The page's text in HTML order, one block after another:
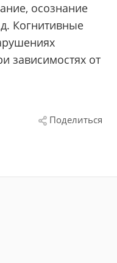
осознание
Когнитивные
зависимостях от
Поделиться